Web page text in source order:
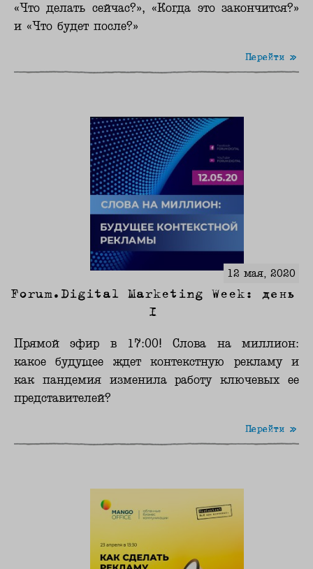
«Что делать сейчас?», «Когда это закончится?»
и «Что будет после?»
Перейти »
12 мая, 2020
Forum.Digital Marketing Week: день
1
Прямой эфир в 17:00! Слова на миллион:
какое будущее ждет контекстную рекламу и
как пандемия изменила работу ключевых ее
представителей?
Перейти »